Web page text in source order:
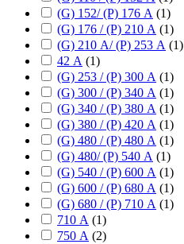
(G) 152/ (P) 176 А (1)
(G) 176 / (P) 210 А (1)
(G) 210 А/ (P) 253 А (1)
42 А (1)
(G) 253 / (P) 300 А (1)
(G) 300 / (P) 340 А (1)
(G) 340 / (P) 380 А (1)
(G) 380 / (P) 420 А (1)
(G) 480 / (P) 480 А (1)
(G) 480/ (P) 540 А (1)
(G) 540 / (P) 600 А (1)
(G) 600 / (P) 680 А (1)
(G) 680 / (P) 710 А (1)
710 А (1)
750 А (2)